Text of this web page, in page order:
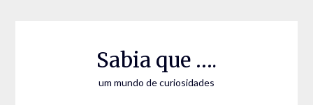
Sabia que ….
um mundo de curiosidades